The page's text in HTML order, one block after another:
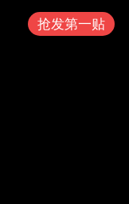
抢发第一贴